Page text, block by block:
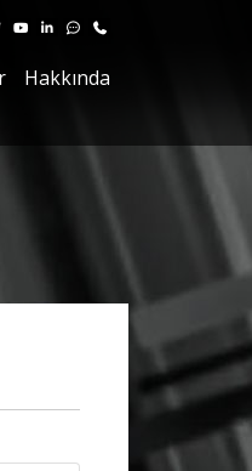
Sistemlerini ziyaret edin
ziyaret ediniz
İşlem E-posta sayfasını ziyaret
sayfamızı ziyaret edin
sayfamızı ziyaret edin
X sayfamızı ziyaret edin
Youtube sayfamızı ziyaret edin
Linkedin sayfamızı ziyaret
Geri Bildirim sayfamızı
Hakkında